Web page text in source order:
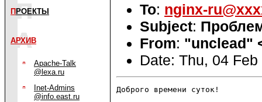
П РОЕКТЫ
АРХИВ
Apache-Talk
@lexa.ru
Inet-Admins
@info.east.ru
To: nginx-
Subject:
From: "unclead"
Date: Thu, 04
Доброго времени суток!